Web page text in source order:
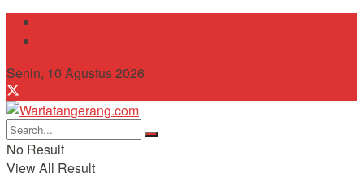
Senin, 10 Agustus 2026
No Result
View All Result